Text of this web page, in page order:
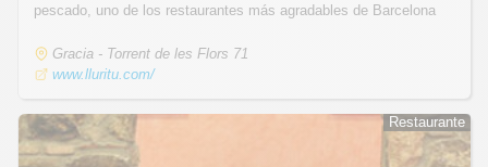
pescado, uno de los restaurantes más agradables de Barcelona
Gracia - Torrent de les Flors 71
www.lluritu.com/
Restaurante
Restaurante